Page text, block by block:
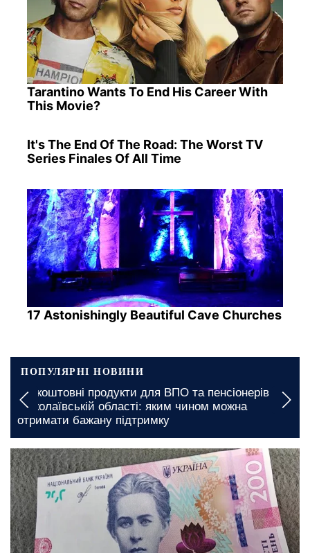
Tarantino Wants To End His Career With
This Movie?
It's The End Of The Road: The Worst TV
Series Finales Of All Time
17 Astonishingly Beautiful Cave Churches
ПОПУЛЯРНІ НОВИНИ
Безкоштовні продукти для ВПО та пенсіонерів у
Миколаївській області: яким чином можна
отримати бажану підтримку
вчора, 23:00